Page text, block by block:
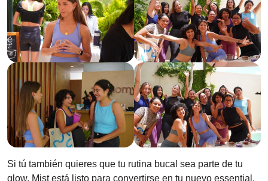
Si tú también quieres que tu rutina bucal sea parte de tu
glow, Mist está listo para convertirse en tu nuevo essential.